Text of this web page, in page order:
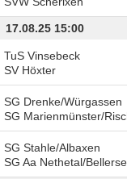
17.08.25 15:00
TuS Vinsebeck
SV Höxter
SG Drenke/Würgassen
SG Marienmünster/
SG Stahle/Albaxen
SG Aa Nethetal/